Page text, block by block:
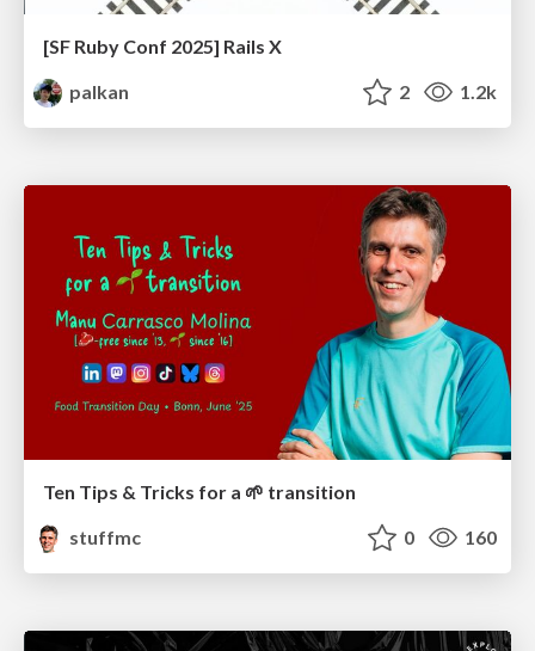
[SF Ruby Conf 2025] Rails X
palkan
2 1.2k
Ten Tips & Tricks for a 🌱 transition
stuffmc
0 160